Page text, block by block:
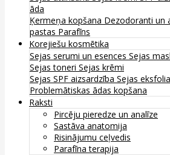
āda
Ķermeņa kopšana Dezodoranti un
pastas Parafīns
Korejiešu kosmētika
Sejas serumi un esences Sejas
Sejas toneri Sejas krēmi
Sejas SPF aizsardzība Sejas
Problemātiskas ādas kopšana
Raksti
Pircēju pieredze un analīze
Sastāva anatomija
Risinājumu ceļvedis
Parafīna terapija